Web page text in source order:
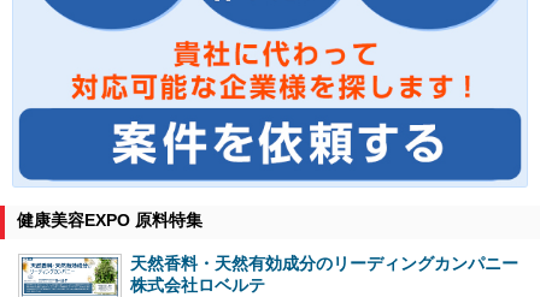
健康美容EXPO 原料特集
天然香料・天然有効成分のリーディングカンパニー
株式会社ロベルテ